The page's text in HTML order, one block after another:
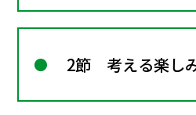
2節 考える楽し